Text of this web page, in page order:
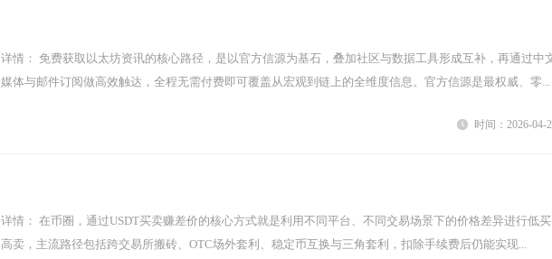
详情：
媒体与邮件订阅做高效触达，全程无需付费即可覆盖从宏观到链上的全维度信息。官方信源是最权威、零...
时间：2026-04-
详情：
高卖，主流路径包括跨交易所搬砖、OTC场外套利、稳定币互换与三角套利，扣除手续费后仍能实现...